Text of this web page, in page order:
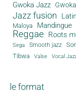
Gwoka Jazz
Jazz fusion
Maloya Mandingue
Reggae Roots
Sega Smooth jazz
Tibwa Valse Vocal
le format